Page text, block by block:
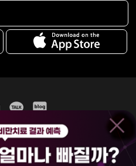
관
홈페이지 이용약관
수가